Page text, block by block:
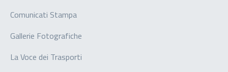
Comunicati Stampa
Gallerie Fotografiche
La Voce dei Trasporti